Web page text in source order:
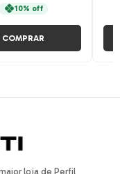
10% off
COMPRAR
loja de Perfil